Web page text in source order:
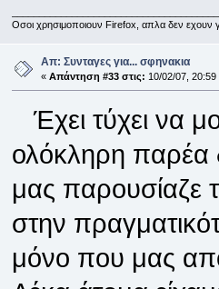
Οσοι χρησιμοποιουν Firefox, απλα δεν εχουν
Απ: Συνταγες για... σφηνακια
« Απάντηση #33 στις: 10/02/07, 20:59
Έχει τύχει να
ολόκληρη παρέα
μας παρουσίαζε
στην
μόνο που μας